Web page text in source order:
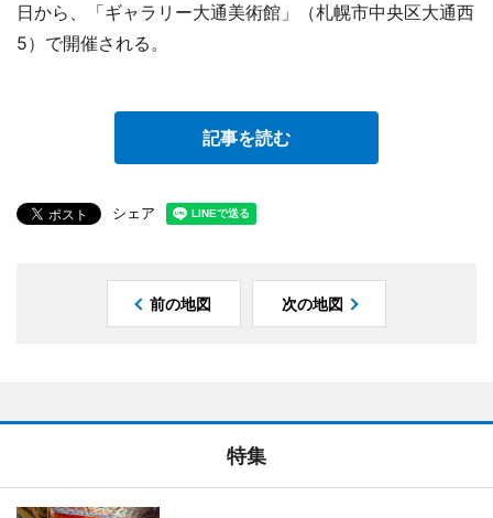
日から、「ギャラリー大通美術館」（札幌市中央区大通西
5）で開催される。
記事を読む
シェア
前の地図 次の地図
特集